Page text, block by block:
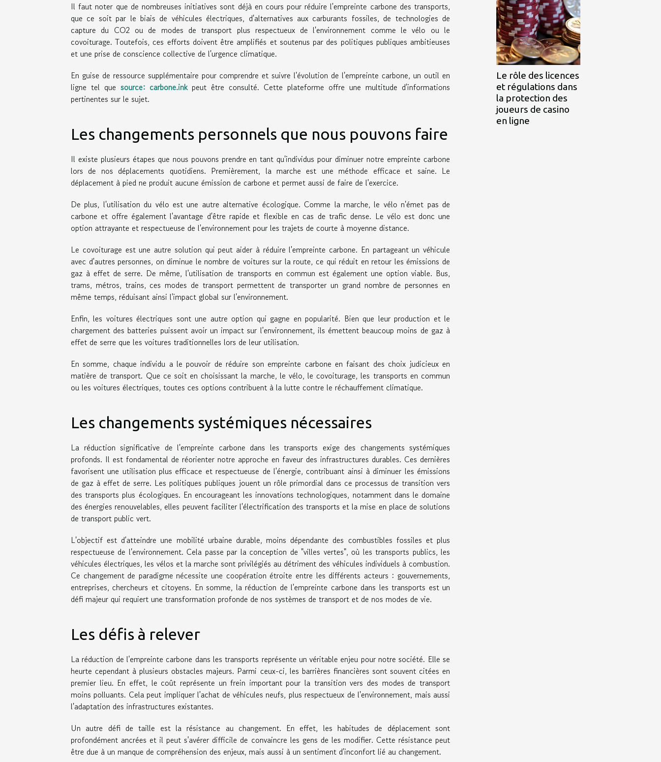
Il faut noter que de nombreuses initiatives sont déjà en cours pour réduire l'empreinte carbone des transports,
que ce soit par le biais de véhicules électriques, d'alternatives aux carburants fossiles, de technologies de
capture du CO2 ou de modes de transport plus respectueux de l'environnement comme le vélo ou le
covoiturage. Toutefois, ces efforts doivent être amplifiés et soutenus par des politiques publiques ambitieuses
et une prise de conscience collective de l'urgence climatique.
En guise de ressource supplémentaire pour comprendre et suivre l'évolution de l'empreinte carbone, un outil en
ligne tel que source: carbone.inkpeut être consulté. Cette plateforme offre une multitude d'informations
pertinentes sur le sujet.
Les changements personnels que nous pouvons faire
Il existe plusieurs étapes que nous pouvons prendre en tant qu'individus pour diminuer notre empreinte carbone
lors de nos déplacements quotidiens. Premièrement, la marche est une méthode efficace et saine. Le
déplacement à pied ne produit aucune émission de carbone et permet aussi de faire de l'exercice.
De plus, l'utilisation du vélo est une autre alternative écologique. Comme la marche, le vélo n'émet pas de
carbone et offre également l'avantage d'être rapide et flexible en cas de trafic dense. Le vélo est donc une
option attrayante et respectueuse de l'environnement pour les trajets de courte à moyenne distance.
Le covoiturage est une autre solution qui peut aider à réduire l'empreinte carbone. En partageant un véhicule
avec d'autres personnes, on diminue le nombre de voitures sur la route, ce qui réduit en retour les émissions de
gaz à effet de serre. De même, l'utilisation de transports en commun est également une option viable. Bus,
trams, métros, trains, ces modes de transport permettent de transporter un grand nombre de personnes en
même temps, réduisant ainsi l'impact global sur l'environnement.
Enfin, les voitures électriques sont une autre option qui gagne en popularité. Bien que leur production et le
chargement des batteries puissent avoir un impact sur l'environnement, ils émettent beaucoup moins de gaz à
effet de serre que les voitures traditionnelles lors de leur utilisation.
En somme, chaque individu a le pouvoir de réduire son empreinte carbone en faisant des choix judicieux en
matière de transport. Que ce soit en choisissant la marche, le vélo, le covoiturage, les transports en commun
ou les voitures électriques, toutes ces options contribuent à la lutte contre le réchauffement climatique.
Les changements systémiques nécessaires
La réduction significative de l'empreinte carbone dans les transports exige des changements systémiques
profonds. Il est fondamental de réorienter notre approche en faveur des infrastructures durables. Ces dernières
favorisent une utilisation plus efficace et respectueuse de l'énergie, contribuant ainsi à diminuer les émissions
de gaz à effet de serre. Les politiques publiques jouent un rôle primordial dans ce processus de transition vers
des transports plus écologiques. En encourageant les innovations technologiques, notamment dans le domaine
des énergies renouvelables, elles peuvent faciliter l'électrification des transports et la mise en place de solutions
de transport public vert.
L'objectif est d'atteindre une mobilité urbaine durable, moins dépendante des combustibles fossiles et plus
respectueuse de l'environnement. Cela passe par la conception de "villes vertes", où les transports publics, les
véhicules électriques, les vélos et la marche sont privilégiés au détriment des véhicules individuels à combustion.
Ce changement de paradigme nécessite une coopération étroite entre les différents acteurs : gouvernements,
entreprises, chercheurs et citoyens. En somme, la réduction de l'empreinte carbone dans les transports est un
défi majeur qui requiert une transformation profonde de nos systèmes de transport et de nos modes de vie.
Les défis à relever
La réduction de l'empreinte carbone dans les transports représente un véritable enjeu pour notre société. Elle se
heurte cependant à plusieurs obstacles majeurs. Parmi ceux-ci, les barrières financières sont souvent citées en
premier lieu. En effet, le coût représente un frein important pour la transition vers des modes de transport
moins polluants. Cela peut impliquer l'achat de véhicules neufs, plus respectueux de l'environnement, mais aussi
l'adaptation des infrastructures existantes.
Un autre défi de taille est la résistance au changement. En effet, les habitudes de déplacement sont
profondément ancrées et il peut s'avérer difficile de convaincre les gens de les modifier. Cette résistance peut
être due à un manque de compréhension des enjeux, mais aussi à un sentiment d'inconfort lié au changement.
Le rôle des licences
et régulations dans
la protection des
joueurs de casino
en ligne